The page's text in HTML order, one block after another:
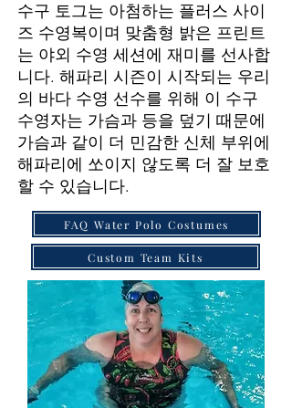
수구 토그는 아첨하는 플러스 사이
즈 수영복이며 맞춤형 밝은 프린트
는 야외 수영 세션에 재미를 선사합
니다. 해파리 시즌이 시작되는 우리
의 바다 수영 선수를 위해 이 수구
수영자는 가슴과 등을 덮기 때문에
가슴과 같이 더 민감한 신체 부위에
해파리에 쏘이지 않도록 더 잘 보호
할 수 있습니다.
FAQ Water Polo Costumes
Custom Team Kits